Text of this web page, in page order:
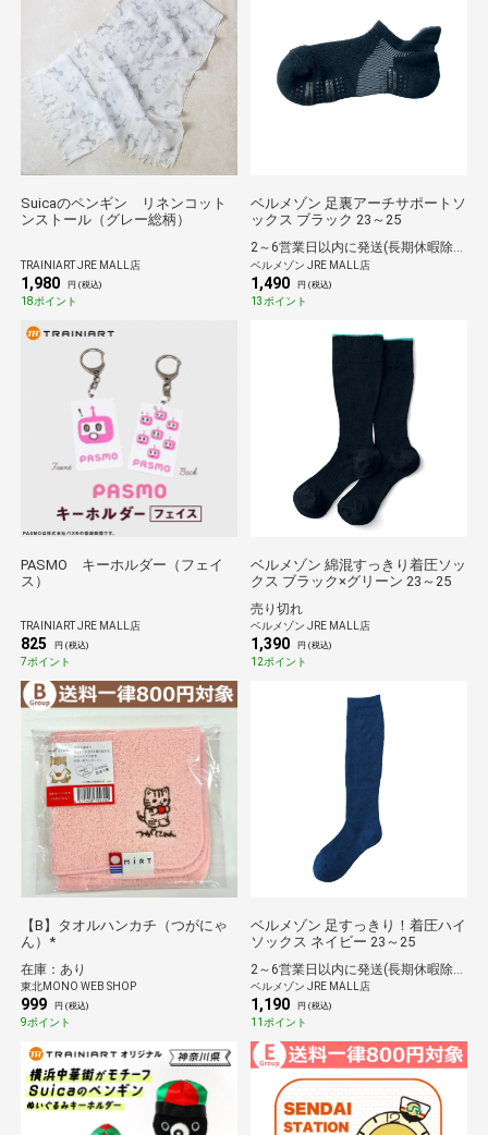
Suicaのペンギン リネンコット
ンストール（グレー総柄）
TRAINIART JRE MALL店
1,980 円 (税込)
18ポイント
ベルメゾン 足裏アーチサポートソ
ックス ブラック 23～25
2～6営業日以内に発送(長期休暇除く)
ベルメゾン JRE MALL店
1,490 円 (税込)
13ポイント
PASMO キーホルダー（フェイ
ス）
TRAINIART JRE MALL店
825 円 (税込)
7ポイント
ベルメゾン 綿混すっきり着圧ソッ
クス ブラック×グリーン 23～25
売り切れ
ベルメゾン JRE MALL店
1,390 円 (税込)
12ポイント
【B】タオルハンカチ（つがにゃ
ん）*
在庫：あり
東北MONO WEB SHOP
999 円 (税込)
9ポイント
ベルメゾン 足すっきり！着圧ハイ
ソックス ネイビー 23～25
2～6営業日以内に発送(長期休暇除く)
ベルメゾン JRE MALL店
1,190 円 (税込)
11ポイント